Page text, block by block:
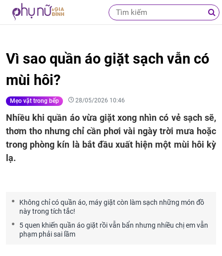
Vì sao quần áo giặt sạch vẫn có
mùi hôi?
Mẹo vặt trong bếp 28/05/2026 10:46
Nhiều khi quần áo vừa giặt xong nhìn có vẻ sạch sẽ,
thơm tho nhưng chỉ cần phơi vài ngày trời mưa hoặc
trong phòng kín là bắt đầu xuất hiện một mùi hôi kỳ
lạ.
Không chỉ có quần áo, máy giặt còn làm sạch những món đồ
này trong tích tắc!
5 quen khiến quần áo giặt rồi vẫn bẩn nhưng nhiều chị em vẫn
phạm phải sai lầm